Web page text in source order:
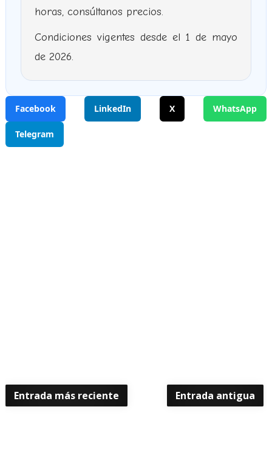
horas, consúltanos precios.
Condiciones vigentes desde el 1 de mayo
de 2026.
Facebook LinkedIn X WhatsApp
Telegram
Entrada más reciente Entrada antigua